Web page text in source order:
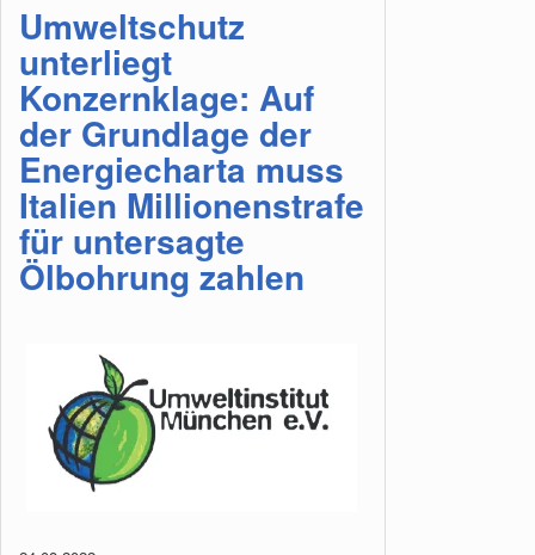
Umweltschutz
unterliegt
Konzernklage: Auf
der Grundlage der
Energiecharta muss
Italien Millionenstrafe
für untersagte
Ölbohrung zahlen